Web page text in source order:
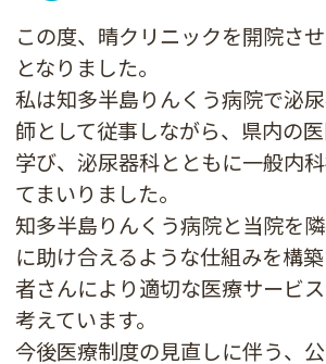
この度、晴クリニックを開院さ
となりました。
私は知多半島りんくう病院で泌
師として従事しながら、県内の
学び、泌尿器科とともに一般内
てまいりました。
知多半島りんくう病院と当院を
に助け合えるような仕組みを構
者さんにより適切な医療サービ
考えています。
今後医療制度の見直しに伴う、